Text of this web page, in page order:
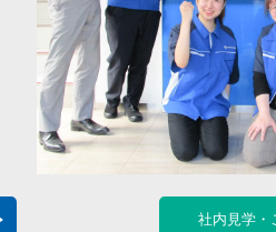
社内見学・